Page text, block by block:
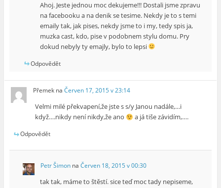
Ahoj. Jeste jednou moc dekujeme!!! Dostali jsme zpravu
na facebooku a na denik se tesime. Nekdy je to s temi
emaily tak, jak pises, nekdy jsme to i my, tedy spis ja,
muzka cast, kdo, pise v podobnem stylu domu. Pry
dokud nebyly ty emajly, bylo to lepsi
Odpovědět
Přemek naČerven 17, 2015 v 23:14
Velmi milé překvapení,že jste s s/y Janou nadále,…i
když….nikdy není nikdy,že ano
a já tiše závidím,….
Odpovědět
Petr Šimonna Červen 18, 2015 v 00:30
tak tak, máme to štěstí. sice teď moc tady nepiseme,